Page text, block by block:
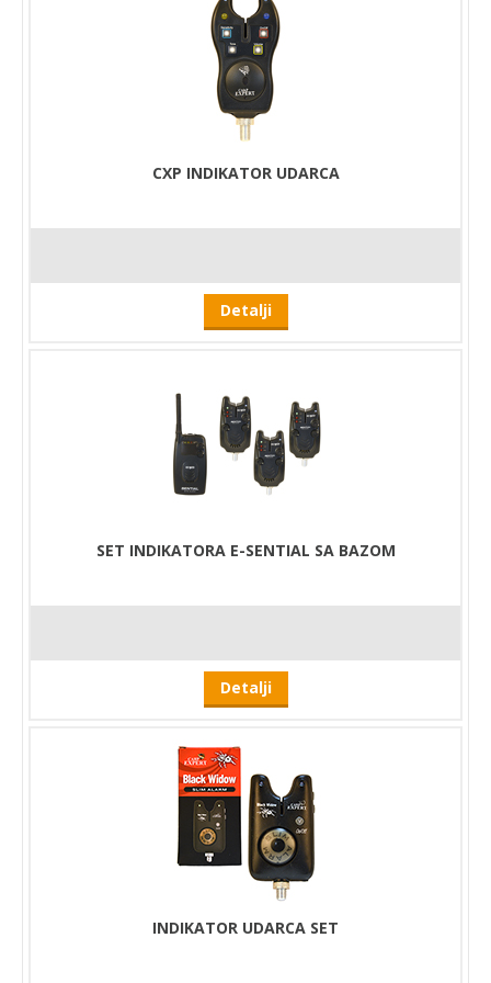
CXP INDIKATOR UDARCA
Detalji
SET INDIKATORA E-SENTIAL SA BAZOM
Detalji
INDIKATOR UDARCA SET